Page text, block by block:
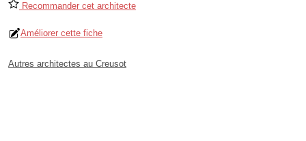
Recommander cet architecte
Améliorer cette fiche
Autres architectes au Creusot